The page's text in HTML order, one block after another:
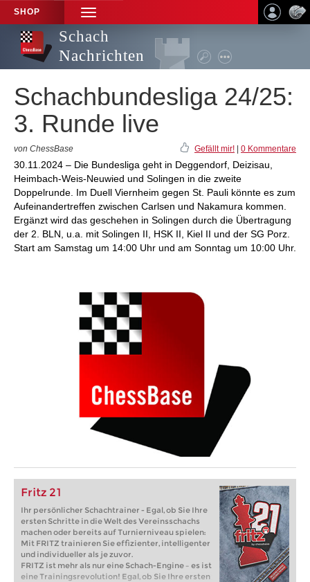
SHOP
TOGGLE
NAVIGATION
Schach
Nachrichten
Schachbundesliga 24/25:
3. Runde live
von ChessBase Gefällt mir! 0 Kommentare
30.11.2024 – Die Bundesliga geht in Deggendorf, Deizisau,
Heimbach-Weis-Neuwied und Solingen in die zweite
Doppelrunde. Im Duell Viernheim gegen St. Pauli könnte es zum
Aufeinandertreffen zwischen Carlsen und Nakamura kommen.
Ergänzt wird das geschehen in Solingen durch die Übertragung
der 2. BLN, u.a. mit Solingen II, HSK II, Kiel II und der SG Porz.
Start am Samstag um 14:00 Uhr und am Sonntag um 10:00 Uhr.
Fritz 21
Ihr persönlicher Schachtrainer - Egal, ob Sie Ihre
ersten Schritte in die Welt des Vereinsschachs
machen oder bereits auf Turnierniveau spielen:
Mit FRITZ trainieren Sie effizienter, intelligenter
und individueller als je zuvor.
FRITZ ist mehr als nur eine Schach-Engine – es ist
eine Trainingsrevolution! Egal, ob Sie Ihre ersten